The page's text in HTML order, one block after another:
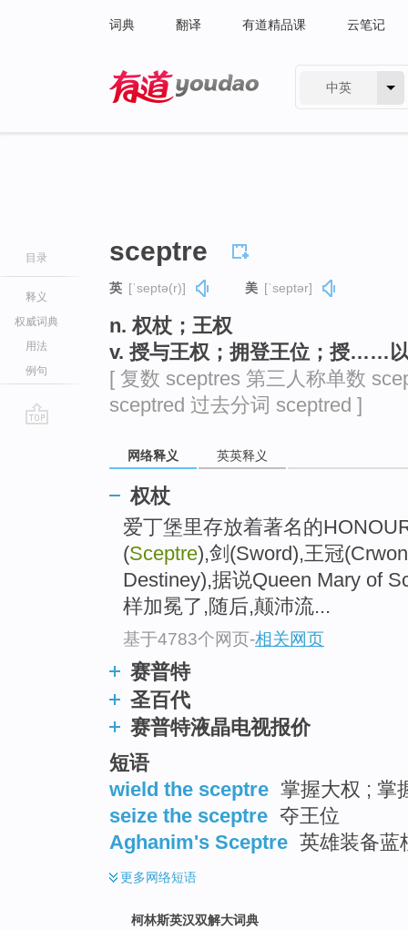
词典 翻译 有道精品课 云笔记
中英
目录
释义
权威词典
用法
例句
sceptre
英 [ˈseptə(r)] 美 [ˈseptər]
n. 权杖；王权
v. 授与王权；拥登王位；授……
[ 复数 sceptres 第三人称单数
sceptred 过去分词 sceptred ]
网络释义 英英释义
权杖
爱丁堡里存放着著名的
(Sceptre),剑(Sword),王冠
Destiney),据说Queen Mary of
样加冕了,随后,颠沛流...
基于4783个网页-相关网页
赛普特
圣百代
赛普特液晶电视报价
短语
wield the sceptre 掌握大权 ; 掌
seize the sceptre 夺王位
Aghanim's Sceptre 英雄装备蓝
更多网络短语
柯林斯英汉双解大词典